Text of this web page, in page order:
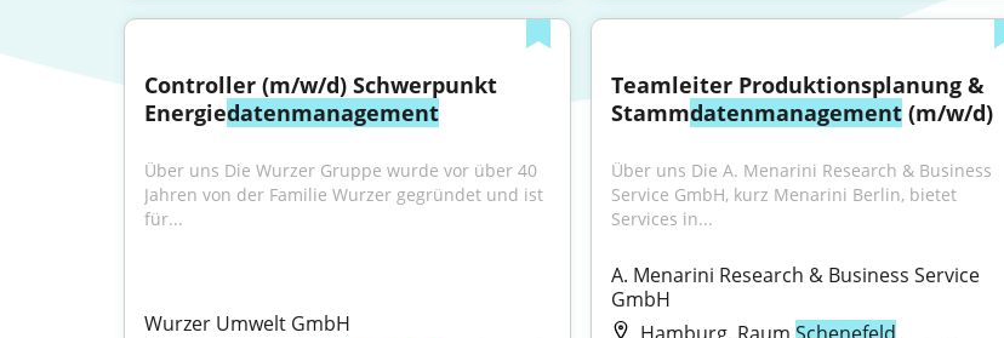
Controller (m/w/d) Schwerpunkt
Energiedatenmanagement
Über uns Die Wurzer Gruppe wurde vor über 40
Jahren von der Familie Wurzer gegründet und ist
für...
Wurzer Umwelt GmbH
Teamleiter Produktionsplanung &
Stammdatenmanagement (m/w/d)
Über uns Die A. Menarini Research & Business
Service GmbH, kurz Menarini Berlin, bietet
Services in...
A. Menarini Research & Business Service
GmbH